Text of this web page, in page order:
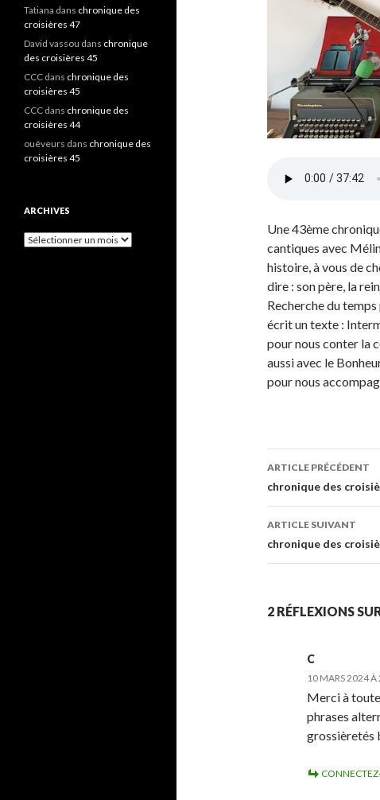
Une 43ème
cantiques avec
histoire, à vous de
dire : son père, la
Recherche du
écrit un texte :
pour nous conter la
aussi avec le
pour nous
Navigation
des
articles
ARTICLE PRÉCÉDENT
chronique des
ARTICLE SUIVANT
chronique des
2 RÉFLEXIONS
C
10 MARS 2024
Merci à
phrases
grossièretés
Tatiana dans chronique des
croisières 47
David vassou dans chronique
des croisières 45
CCC dans chronique des
croisières 45
CCC dans chronique des
croisières 44
ouêveurs dans chronique des
croisières 45
ARCHIVES
A